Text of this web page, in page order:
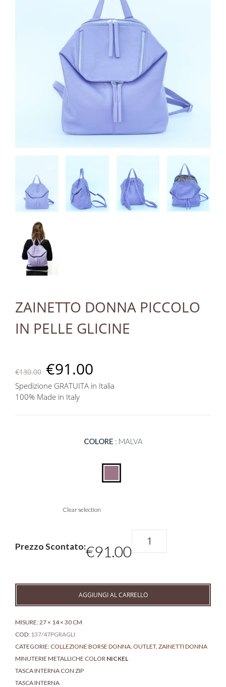
ZAINETTO DONNA PICCOLO
IN PELLE GLICINE
€130.00 €91.00
Spedizione GRATUITA in Italia
100% Made in Italy
COLORE : MALVA
Clear selection
Prezzo Scontato:€91.00 donna
piccolo
glicine
quantità
AGGIUNGI AL CARRELLO
MISURE: 27 × 14 × 30 CM
COD: 137/47PGRAGLI
CATEGORIE: COLLEZIONE BORSE DONNA OUTLET, ZAINETTI DONNA
MINUTERIE METALLICHE COLOR NICKEL
TASCA INTERNA CON ZIP
TASCA INTERNA